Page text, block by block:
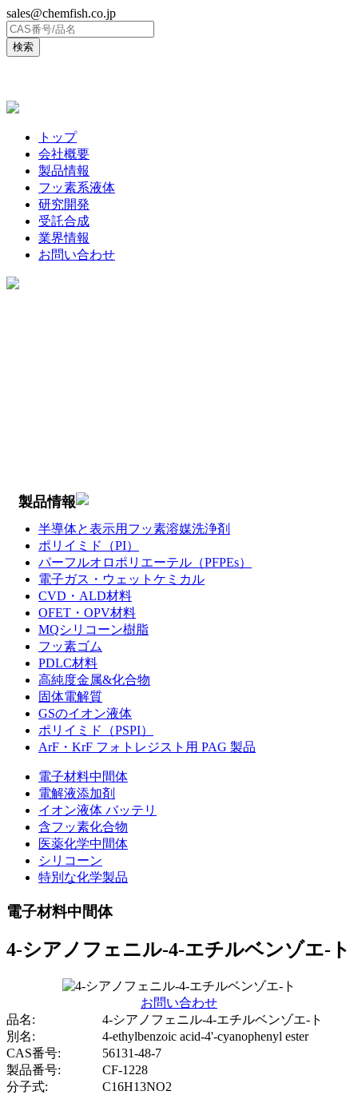
sales@chemfish.co.jp
トップ
会社概要
製品情報
フッ素系液体
研究開発
受託合成
業界情報
お問い合わせ
製品情報
半導体と表示用フッ素溶媒洗浄剤
ポリイミド（PI）
パーフルオロポリエーテル（PFPEs）
電子ガス・ウェットケミカル
CVD・ALD材料
OFET・OPV材料
MQシリコーン樹脂
フッ素ゴム
PDLC材料
高純度金属&化合物
固体電解質
GSのイオン液体
ポリイミド（PSPI）
ArF・KrF フォトレジスト用 PAG 製品
電子材料中間体
電解液添加剤
イオン液体 バッテリ
含フッ素化合物
医薬化学中間体
シリコーン
特別な化学製品
電子材料中間体
4-シアノフェニル-4-エチルベンゾエ-ト
お問い合わせ
品名:
4-シアノフェニル-4-エチルベンゾエ-ト
別名:
4-ethylbenzoic acid-4'-cyanophenyl ester
CAS番号:
56131-48-7
製品番号:
CF-1228
分子式:
C16H13NO2